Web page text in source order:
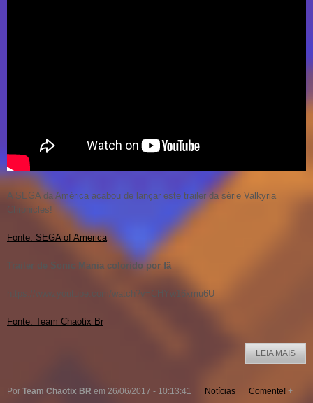
A SEGA da América acabou de lançar este trailer da série Valkyria
Chronicles!
Fonte: SEGA of America
Trailer de Sonic Mania colorido por fã
https://www.youtube.com/watch?v=CHYw16xmu6U
Fonte: Team Chaotix Br
LEIA MAIS
Por Team Chaotix BR em 26/06/2017 - 10:13:41 Notícias Comente! +